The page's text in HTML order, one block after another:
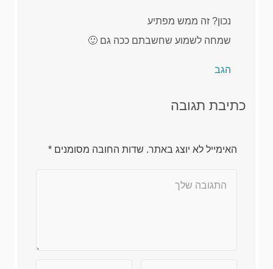
נכון? זה ממש מפתיע
שמחה לשמוע שחשבתם ככה גם 🙂
הגב
כתיבת תגובה
האימייל לא יוצג באתר. שדות החובה מסומנים *